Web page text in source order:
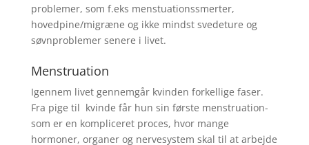
problemer, som f.eks menstuationssmerter,
hovedpine/migræne og ikke mindst svedeture og
søvnproblemer senere i livet.
Menstruation
Igennem livet gennemgår kvinden forkellige faser.
Fra pige til kvinde får hun sin første menstruation-
som er en kompliceret proces, hvor mange
hormoner, organer og nervesystem skal til at arbejde